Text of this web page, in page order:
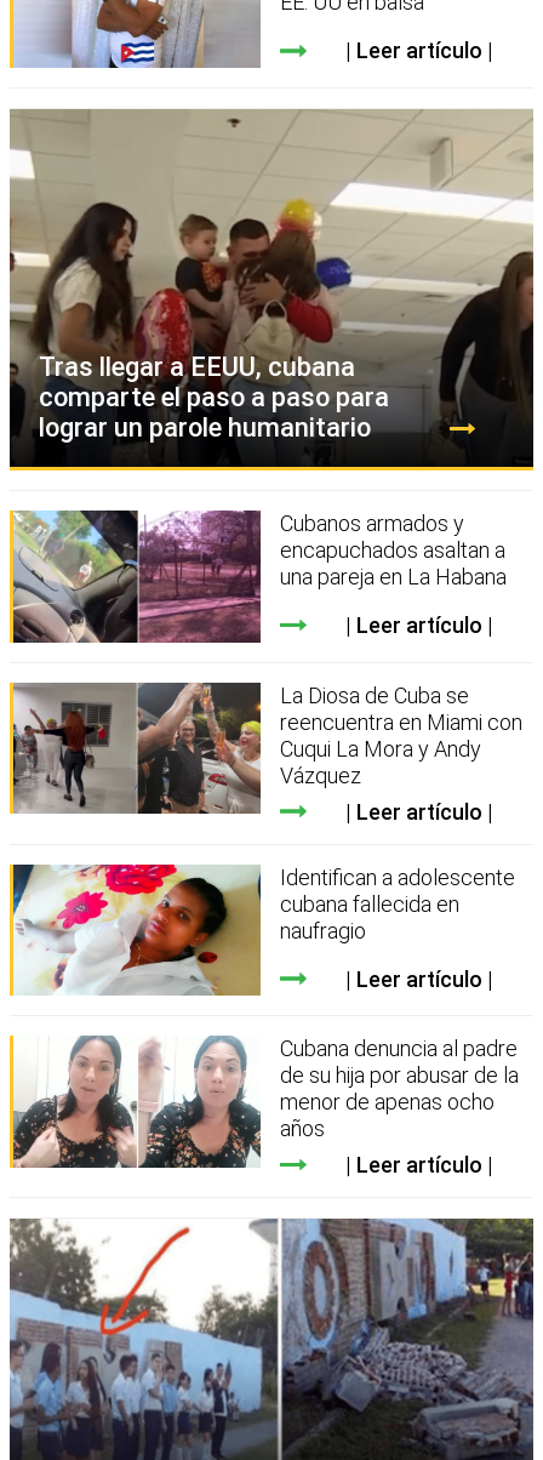
Leer artículo
Tras llegar a EEUU, cubana
comparte el paso a paso para
lograr un parole humanitario
Cubanos armados y
encapuchados asaltan a
una pareja en La Habana
Leer artículo
La Diosa de Cuba se
reencuentra en Miami con
Cuqui La Mora y Andy
Vázquez
Leer artículo
Identifican a adolescente
cubana fallecida en
naufragio
Leer artículo
Cubana denuncia al padre
de su hija por abusar de la
menor de apenas ocho
años
Leer artículo